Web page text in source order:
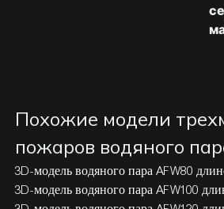
Похожие модели
пожаров водяного
3D-модель водяного пара AFW80
3D-модель водяного пара AFW100